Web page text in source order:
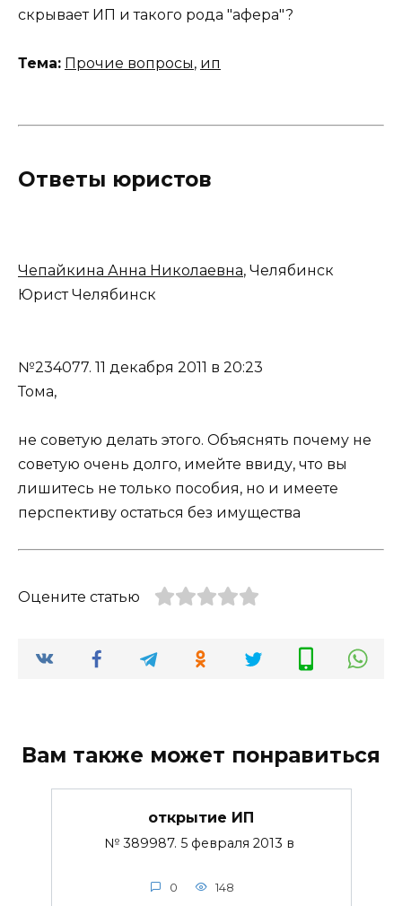
скрывает ИП и такого рода "афера"?
Тема: Прочие вопросы, ип
Ответы юристов
Чепайкина Анна Николаевна, Челябинск
Юрист Челябинск
№234077. 11 декабря 2011 в 20:23
Тома,
не советую делать этого. Объяснять почему не
советую очень долго, имейте ввиду, что вы
лишитесь не только пособия, но и имеете
перспективу остаться без имущества
Оцените статью
Вам также может понравиться
открытие ИП
№ 389987. 5 февраля 2013 в
0 148